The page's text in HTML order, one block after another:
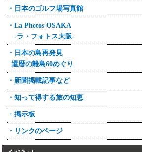
・日本のゴルフ場写真館
・La Photos OSAKA
-ラ・フォトス大阪-
・日本の島再発見
還暦の離島60めぐり
・新聞掲載記事など
・知って得する旅の知恵
・掲示板
・リンクのページ